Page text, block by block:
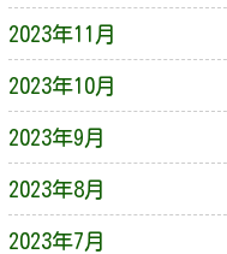
2023年11月
2023年10月
2023年9月
2023年8月
2023年7月